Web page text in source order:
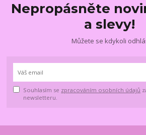
Nepropásněte
a slevy!
Můžete se kdykoli
Souhlasím se zpracováním osobních údajů
newsletteru.